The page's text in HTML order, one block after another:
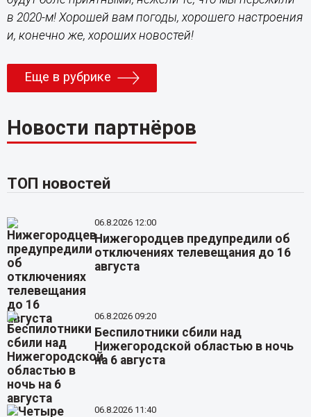
в 2020-м! Хорошей вам погоды, хорошего настроения
и, конечно же, хороших новостей!
Еще в рубрике
Новости партнёров
ТОП новостей
06.8.2026 12:00
Нижегородцев предупредили об
отключениях телевещания до 16
августа
06.8.2026 09:20
Беспилотники сбили над
Нижегородской областью в ночь
на 6 августа
06.8.2026 11:40